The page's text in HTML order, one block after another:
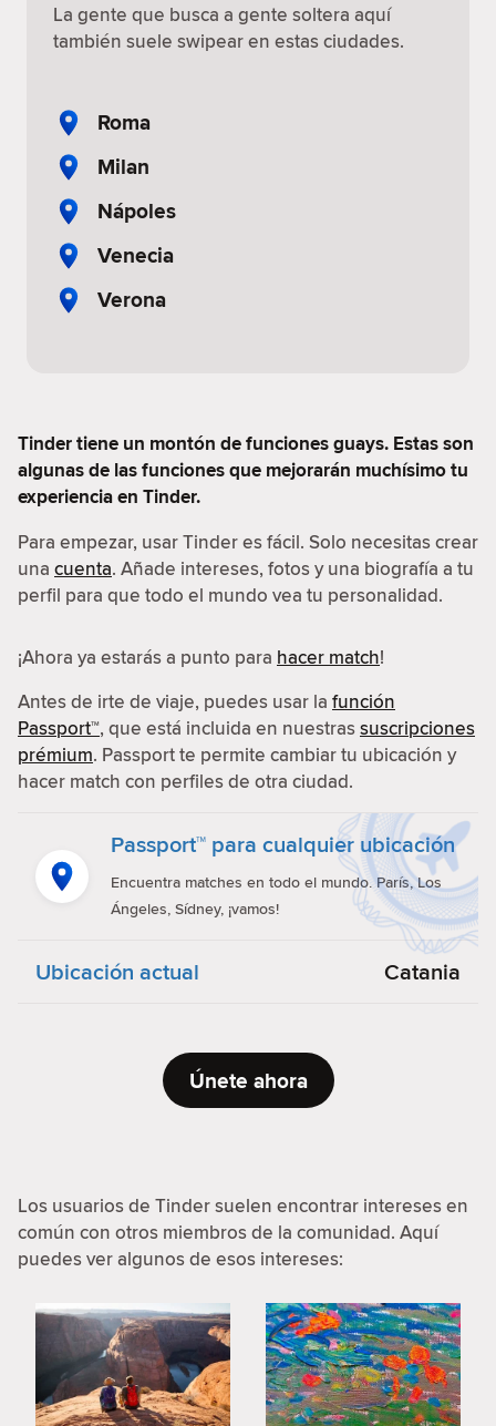
La gente que busca a gente soltera aquí
también suele swipear en estas ciudades.
Roma
Milan
Nápoles
Venecia
Verona
Tinder tiene un montón de funciones guays. Estas son
algunas de las funciones que mejorarán muchísimo tu
experiencia en Tinder.
Para empezar, usar Tinder es fácil. Solo necesitas crear
una cuenta. Añade intereses, fotos y una biografía a tu
perfil para que todo el mundo vea tu personalidad.
¡Ahora ya estarás a punto para hacer match!
Antes de irte de viaje, puedes usar la función
Passport™, que está incluida en nuestrassuscripciones
prémium. Passport te permite cambiar tu ubicación y
hacer match con perfiles de otra ciudad.
Passport™ para cualquier ubicación
Encuentra matches en todo el mundo. París, Los
Ángeles, Sídney, ¡vamos!
Ubicación actual Catania
Únete ahora
Los usuarios de Tinder suelen encontrar intereses en
común con otros miembros de la comunidad. Aquí
puedes ver algunos de esos intereses: